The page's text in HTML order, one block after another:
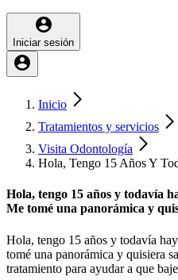
Iniciar sesión
Inicio
Tratamientos y servicios
Visita Odontología
Hola, Tengo 15 Años Y
Hola, tengo 15 años y todavía
Me tomé una panorámica y
Hola, tengo 15 años y todavía
tomé una panorámica y quisiera
tratamiento para ayudar a que